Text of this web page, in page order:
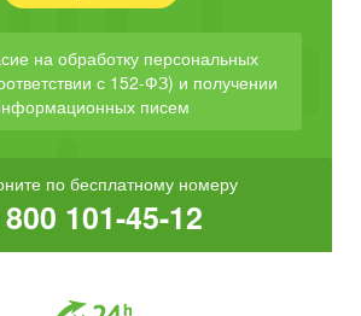
на обработку персональных
с 152-ФЗ) и получении
писем
по бесплатному номеру
101-45-12